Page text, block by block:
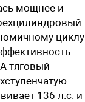
мощнее и
циклу
тяговый
136 л.с. и